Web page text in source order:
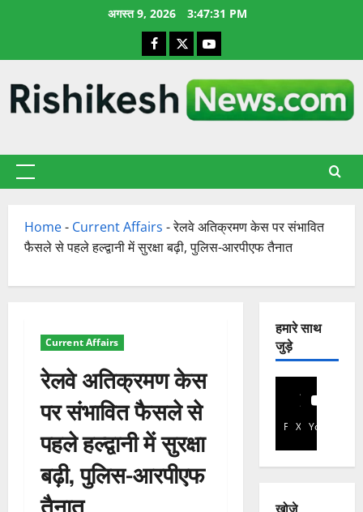
अगस्त 9, 2026 3:47:32 PM
Facebook
X YouTube
प्राथमिक
Home- Current Affairs -रेलवे अतिक्रमण केस पर संभावित
फैसले से पहले हल्द्वानी में सुरक्षा बढ़ी, पुलिस-आरपीएफ तैनात
Current Affairs
रेलवे अतिक्रमण केस
पर संभावित फैसले से
पहले हल्द्वानी में सुरक्षा
बढ़ी, पुलिस-आरपीएफ
तैनात
हमारे साथ
जुड़े
Facebook
X YouTube
खोजे